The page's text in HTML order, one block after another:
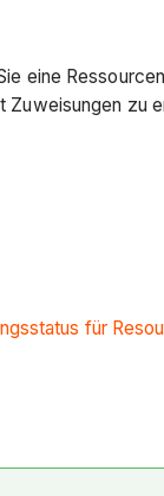
eine
zu
für